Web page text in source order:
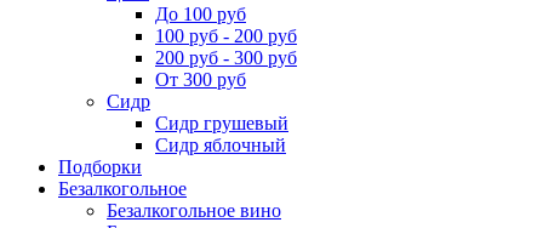
До 100 руб
100 руб - 200 руб
200 руб - 300 руб
От 300 руб
Сидр
Сидр грушевый
Сидр яблочный
Подборки
Безалкогольное
Безалкогольное вино